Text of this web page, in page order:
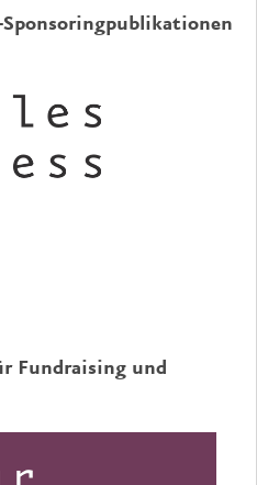
Sponsoringpublikationen
Fundraising und